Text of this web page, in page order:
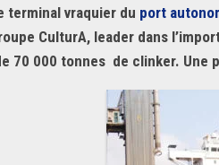
terminal vraquier du port
CulturA, leader dans
70 000 tonnes de clinker. Une